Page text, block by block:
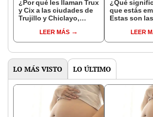
¿Por qué les llaman Trux
y Cix a las ciudades de
Trujillo y Chiclayo,
LEER MÁS
¿Qué
que estás
Estas son las
comunes
LEER
LO MÁS VISTO LO ÚLTIMO